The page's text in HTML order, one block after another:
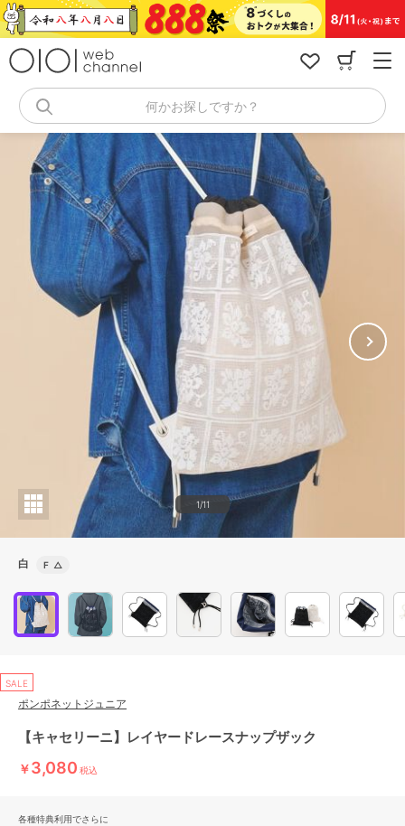
コ
ン
キ
何かお探しですか？
1/11
白 F △
SALE
ポンポネットジュニア
【キャセリーニ】レイヤードレースナップザック
￥3,080 税込
各種特典利用でさらに